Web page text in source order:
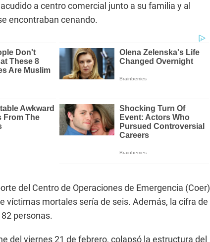
a centro comercial junto a su familia y al
encontraban cenando.
del Centro de Operaciones de Emergencia (Coer)
víctimas mortales sería de seis. Además, la cifra de
personas.
del viernes 21 de febrero, colapsó la estructura del